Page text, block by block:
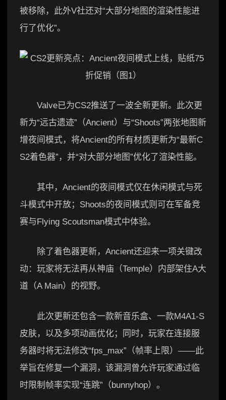
被移除，此外V社还对“大部分地图的渲染性能进
行了优化”。
Valve已为CS2推送了一波全新更新。此次更
新为“远古遗迹”（Ancient）与“Shoots”两张地图新
增夜间模式，将Ancient的所有材质更新为“最新C
S2着色器”，并“对大部分地图”优化了渲染性能。
其中，Ancient的夜间模式仅在休闲模式与死
斗模式中开放；Shoots的夜间模式则可在军备竞
赛与Flying Scoutsman模式中体验。
除了着色器更新，Ancient还迎来一项关键改
动：玩家将无法再从神庙（Temple）内部架住A大
道（A Main）的视野。
此次更新还包含一款新音乐盒、一款M4A1-S
皮肤，以及多项动画优化；同时，玩家在连接服
务器时将无法修改“fps_max”（帧率上限）——此
举旨在修复一个漏洞，该漏洞曾允许玩家通过临
时限制帧率实现“连跳”（bunnyhop）。